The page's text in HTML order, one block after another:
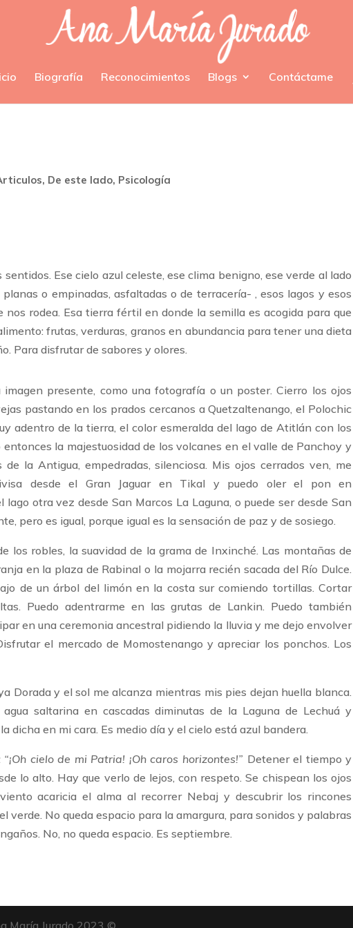
Biografía Reconocimientos Blogs Contáctame
, De este lado, Psicología
Ese cielo azul celeste, ese clima benigno, ese verde al lado
o empinadas, asfaltadas o de terracería- , esos lagos y esos
rodea. Esa tierra fértil en donde la semilla es acogida para que
frutas, verduras, granos en abundancia para tener una dieta
Para disfrutar de sabores y olores.
presente, como una fotografía o un poster. Cierro los ojos
pastando en los prados cercanos a Quetzaltenango, el Polochic
adentro de la tierra, el color esmeralda del lago de Atitlán con los
la majestuosidad de los volcanes en el valle de Panchoy y
la Antigua, empedradas, silenciosa. Mis ojos cerrados ven, me
desde el Gran Jaguar en Tikal y puedo oler el pon en
otra vez desde San Marcos La Laguna, o puede ser desde San
pero es igual, porque igual es la sensación de paz y de sosiego.
los robles, la suavidad de la grama de Inxinché. Las montañas de
en la plaza de Rabinal o la mojarra recién sacada del Río Dulce.
de un árbol del limón en la costa sur comiendo tortillas. Cortar
Puedo adentrarme en las grutas de Lankin. Puedo también
en una ceremonia ancestral pidiendo la lluvia y me dejo envolver
el mercado de Momostenango y apreciar los ponchos. Los
Dorada y el sol me alcanza mientras mis pies dejan huella blanca.
saltarina en cascadas diminutas de la Laguna de Lechuá y
dicha en mi cara. Es medio día y el cielo está azul bandera.
“¡Oh cielo de mi Patria! ¡Oh caros horizontes!” Detener el tiempo y
lo alto. Hay que verlo de lejos, con respeto. Se chispean los ojos
acaricia el alma al recorrer Nebaj y descubrir los rincones
verde. No queda espacio para la amargura, para sonidos y palabras
No, no queda espacio. Es septiembre.
María Jurado 2023 ©